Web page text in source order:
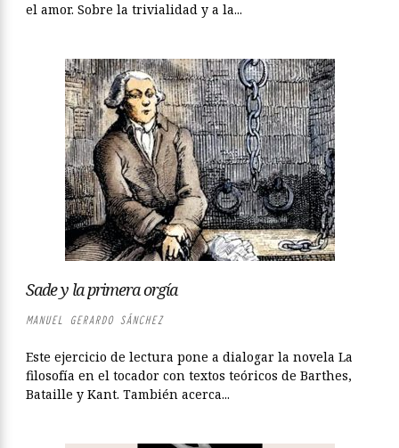
el amor. Sobre la trivialidad y a la...
Sade y la primera orgía
MANUEL GERARDO SÁNCHEZ
Este ejercicio de lectura pone a dialogar la novela La
filosofía en el tocador con textos teóricos de Barthes,
Bataille y Kant. También acerca...